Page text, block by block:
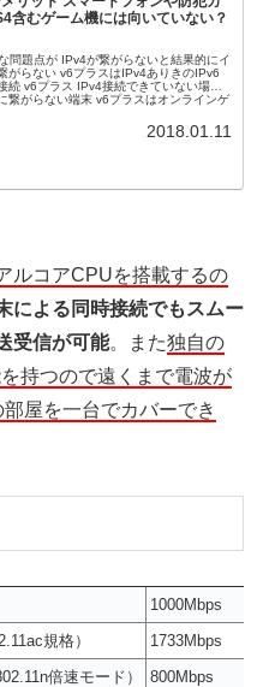
含むゲーム機には向いていない？
問題点が IPv4が繋がらないと結果的にイ
がらない v6プラスはIPv4ありきのIPv6
続 v6プラス IPv4接続できていない場合
繋がらない端末 v6プラスはオンラインゲ
2018.01.11
ルコアCPUを搭載するの
による同時接続でもスムー
受信が可能。また独自の
持つので遠くまで電波が
屋を一台でカバーでき
1000Mbps
規格）
1733Mbps
倍速モード）
800Mbps